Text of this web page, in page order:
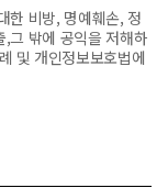
한 비방, 명예훼손, 정
그 밖에 공익을 저해하
및 개인정보보호법에